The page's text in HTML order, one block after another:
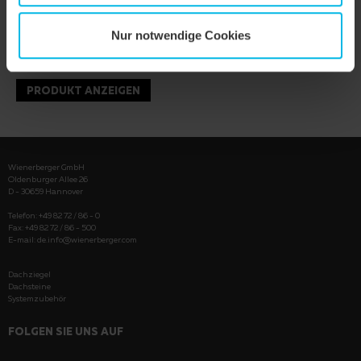
Nur notwendige Cookies
PRODUKT ANZEIGEN
Wienerberger GmbH
Oldenburger Allee 26
D - 30659 Hannover
Telefon: +49 82 72 / 86 - 0
Fax: +49 82 72 / 86 - 500
E-mail: de.info@wienerberger.com
Dachziegel
Dachsteine
Systemzubehör
FOLGEN SIE UNS AUF